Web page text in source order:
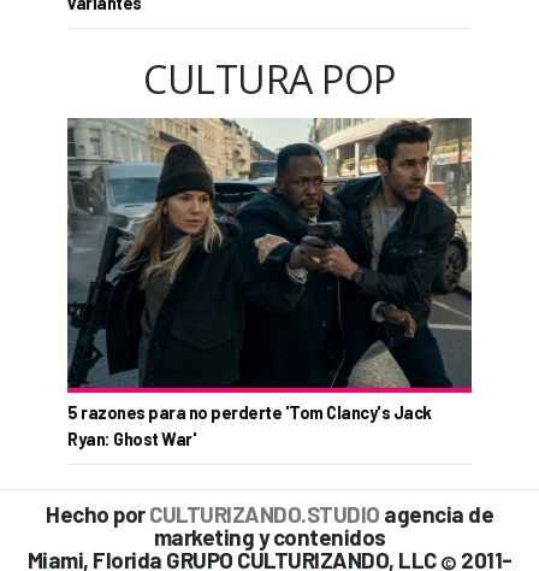
CULTURA POP
5 razones para no perderte 'Tom Clancy's Jack
Ryan: Ghost War'
Hecho porCULTURIZANDO.STUDIO agencia de
marketing y contenidos
Miami, Florida GRUPO CULTURIZANDO, LLC © 2011-